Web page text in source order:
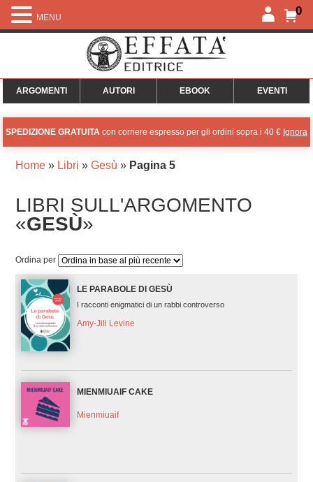
0
ARGOMENTI AUTORI EBOOK EVENTI
SPEDIZIONE GRATUITA con corriere espresso per gli ordini sopra i 40 € Ignora
Home» Libri » Gesù » Pagina 5
LIBRI SULL'ARGOMENTO
«GESÙ»
Ordina per
LE PARABOLE DI GESÙ
I racconti enigmatici di un rabbi controverso
Amy-Jill Levine
MIENMIUAIF CAKE
Mienmiuaif
MENU